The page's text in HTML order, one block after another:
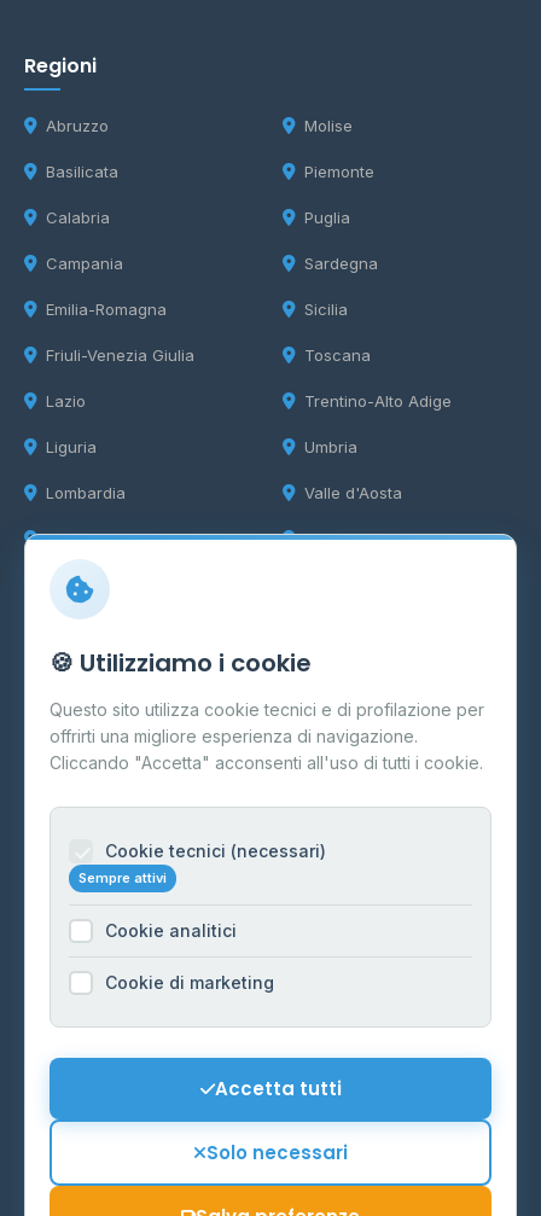
Regioni
Abruzzo
Basilicata
Calabria
Campania
Emilia-Romagna
Friuli-Venezia Giulia
Lazio
Liguria
Lombardia
Marche
Molise
Piemonte
Puglia
Sardegna
Sicilia
Toscana
Trentino-Alto Adige
Umbria
Valle d'Aosta
Veneto
Info
Cos'è il GPL
FAQ
Contatti
Informazioni legali
Cookie Policy
Preferenze Cookie
Mappa del sito
🍪 Utilizziamo i cookie
Questo sito utilizza cookie tecnici e di profilazione per
offrirti una migliore esperienza di navigazione.
Cliccando "Accetta" acconsenti all'uso di tutti i cookie.
Cookie tecnici (necessari)
Sempre attivi
Cookie analitici
Cookie di marketing
Accetta tutti
Solo necessari